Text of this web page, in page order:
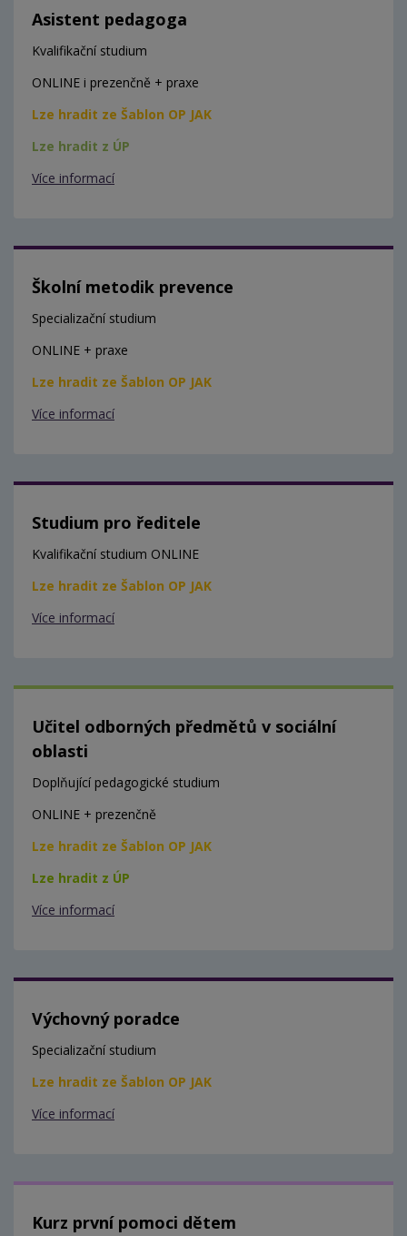
Asistent pedagoga
Kvalifikační studium
ONLINE i prezenčně + praxe
Lze hradit ze Šablon OP JAK
Lze hradit z ÚP
Více informací
Školní metodik prevence
Specializační studium
ONLINE + praxe
Lze hradit ze Šablon OP JAK
Více informací
Studium pro ředitele
Kvalifikační studium ONLINE
Lze hradit ze Šablon OP JAK
Více informací
Učitel odborných předmětů v sociální
oblasti
Doplňující pedagogické studium
ONLINE + prezenčně
Lze hradit ze Šablon OP JAK
Lze hradit z ÚP
Více informací
Výchovný poradce
Specializační studium
Lze hradit ze Šablon OP JAK
Více informací
Kurz první pomoci dětem